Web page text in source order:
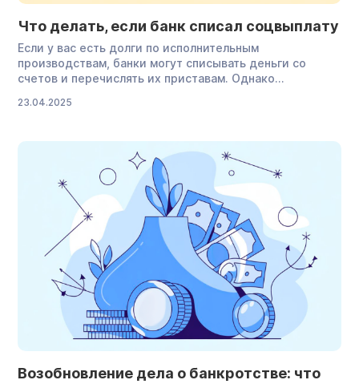
Что делать, если банк списал соцвыплату
Если у вас есть долги по исполнительным
производствам, банки могут списывать деньги со
счетов и перечислять их приставам. Однако
оставаться у заемщика — их нельзя забрать ни при
выплаты и что делать, если их все-таки списали. Как
банки отличают социальные выплаты […]
23.04.2025
Возобновление дела о банкротстве: что